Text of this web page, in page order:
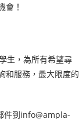
會！
生，為所有希望尋
和服務，最大限度的
件到info@ampla-